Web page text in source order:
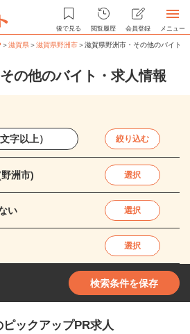
後で見る 閲覧履歴 会員登録 メニュー
＞滋賀県＞滋賀県野洲市＞滋賀県野洲市・その他のバイト
の他のバイト・求人情報
絞り込む
洲市) 選択
い 選択
選択
検索条件を保存
ックアップPR求人